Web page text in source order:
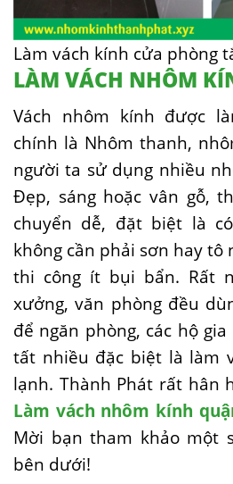
Làm vách kính cửa phòng
LÀM VÁCH NHÔM
Vách nhôm kính được
chính là Nhôm thanh,
người ta sử dụng nhiều
Đẹp, sáng hoặc vân gỗ,
chuyển dễ, đặt biệt là
không cần phải sơn hay
thi công ít bụi bẩn. Rất
xưởng, văn phòng đều
để ngăn phòng, các hộ
tất nhiều đặc biệt là làm
lạnh. Thành Phát rất hân
Làm vách nhôm kính
Mời bạn tham khảo một
bên dưới!